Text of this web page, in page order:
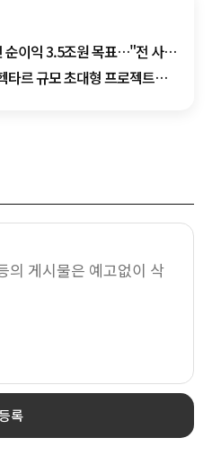
이익 3.5조원 목표…"전 사업
르 규모 초대형 프로젝트
록